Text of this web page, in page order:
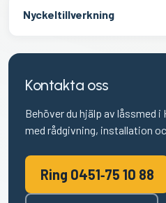
Nyckeltillverkning
Kontakta oss
Behöver du hjälp av låssmed i
med rådgivning, installation
Ring 0451‑75 10 88